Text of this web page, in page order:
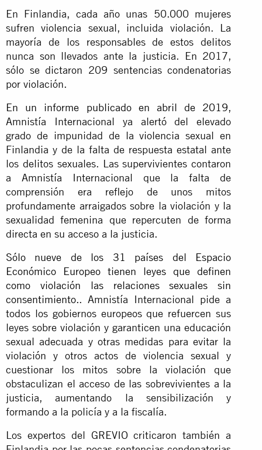
En Finlandia, cada año unas 50.000 mujeres
sufren violencia sexual, incluida violación. La
mayoría de los responsables de estos delitos
nunca son llevados ante la justicia. En 2017,
sólo se dictaron 209 sentencias condenatorias
por violación.
En un informe publicado en abril de 2019,
Amnistía Internacional ya alertó del elevado
grado de impunidad de la violencia sexual en
Finlandia y de la falta de respuesta estatal ante
los delitos sexuales. Las supervivientes contaron
a Amnistía Internacional que la falta de
comprensión era reflejo de unos mitos
profundamente arraigados sobre la violación y la
sexualidad femenina que repercuten de forma
directa en su acceso a la justicia.
Sólo nueve de los 31 países del Espacio
Económico Europeo tienen leyes que definen
como violación las relaciones sexuales sin
consentimiento.. Amnistía Internacional pide a
todos los gobiernos europeos que refuercen sus
leyes sobre violación y garanticen una educación
sexual adecuada y otras medidas para evitar la
violación y otros actos de violencia sexual y
cuestionar los mitos sobre la violación que
obstaculizan el acceso de las sobrevivientes a la
justicia, aumentando la sensibilización y
formando a la policía y a la fiscalía.
Los expertos del GREVIO criticaron también a